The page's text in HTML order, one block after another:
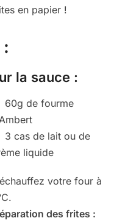
en papier !
la sauce :
60g de fourme
3 cas de lait ou de
liquide
votre four à
des frites :